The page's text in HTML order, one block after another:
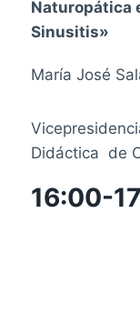
Naturopática
Sinusitis»
María José
Didáctica de
16:00-